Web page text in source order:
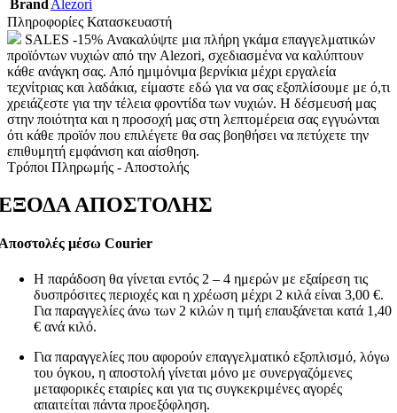
Brand Alezori
Πληροφορίες Κατασκευαστή
SALES -15% Ανακαλύψτε μια πλήρη γκάμα επαγγελματικών
προϊόντων νυχιών από την Alezori, σχεδιασμένα να καλύπτουν
κάθε ανάγκη σας. Από ημιμόνιμα βερνίκια μέχρι εργαλεία
τεχνίτριας και λαδάκια, είμαστε εδώ για να σας εξοπλίσουμε με ό,τι
χρειάζεστε για την τέλεια φροντίδα των νυχιών. Η δέσμευσή μας
στην ποιότητα και η προσοχή μας στη λεπτομέρεια σας εγγυώνται
ότι κάθε προϊόν που επιλέγετε θα σας βοηθήσει να πετύχετε την
επιθυμητή εμφάνιση και αίσθηση.
Τρόποι Πληρωμής - Αποστολής
ΑΠΟΣΤΟΛΗΣ
μέσω Courier
Η παράδοση θα γίνεται εντός 2 – 4 ημερών με εξαίρεση τις
δυσπρόσιτες περιοχές και η χρέωση μέχρι 2 κιλά είναι 3,00 €.
Για παραγγελίες άνω των 2 κιλών η τιμή επαυξάνεται κατά 1,40
€ ανά κιλό.
Για παραγγελίες που αφορούν επαγγελματικό εξοπλισμό, λόγω
του όγκου, η αποστολή γίνεται μόνο με συνεργαζόμενες
μεταφορικές εταιρίες και για τις συγκεκριμένες αγορές
απαιτείται πάντα προεξόφληση.